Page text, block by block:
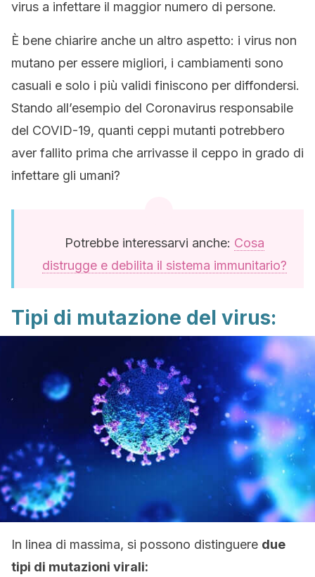
virus a infettare il maggior numero di persone.
È bene chiarire anche un altro aspetto: i virus non
mutano per essere migliori, i cambiamenti sono
casuali e solo i più validi finiscono per diffondersi.
Stando all’esempio del Coronavirus responsabile
del COVID-19, quanti ceppi mutanti potrebbero
aver fallito prima che arrivasse il ceppo in grado di
infettare gli umani?
Potrebbe interessarvi anche: Cosa
distrugge e debilita il sistema immunitario?
Tipi di mutazione del virus:
In linea di massima, si possono distinguere due
tipi di mutazioni virali: